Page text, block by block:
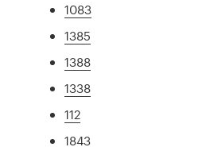
1083
1385
1388
1338
112
1843